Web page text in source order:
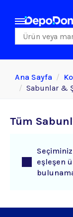
Ana Sayfa
Sabunlar &
Tüm
eşleşen